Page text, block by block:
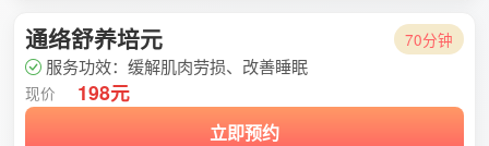
通络舒养培元 70分钟
服务功效：缓解肌肉劳损、改善睡眠
现价 198元
立即预约